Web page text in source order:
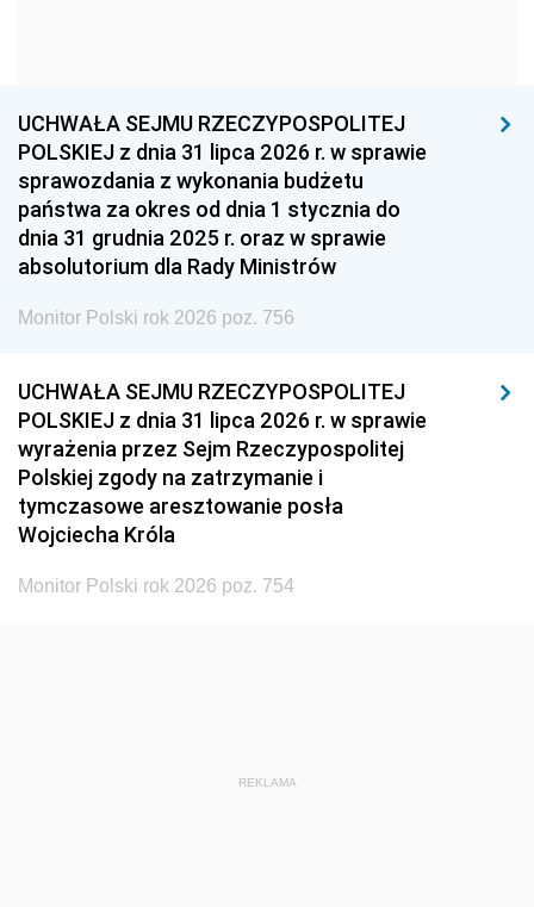
1939 1938 1937
1936 1930
UCHWAŁA SEJMU RZECZYPOSPOLITEJ
POLSKIEJ z dnia 31 lipca 2026 r. w sprawie
sprawozdania z wykonania budżetu
państwa za okres od dnia 1 stycznia do
dnia 31 grudnia 2025 r. oraz w sprawie
absolutorium dla Rady Ministrów
Monitor Polski rok 2026 poz. 756
UCHWAŁA SEJMU RZECZYPOSPOLITEJ
POLSKIEJ z dnia 31 lipca 2026 r. w sprawie
wyrażenia przez Sejm Rzeczypospolitej
Polskiej zgody na zatrzymanie i
tymczasowe aresztowanie posła
Wojciecha Króla
Monitor Polski rok 2026 poz. 754
REKLAMA